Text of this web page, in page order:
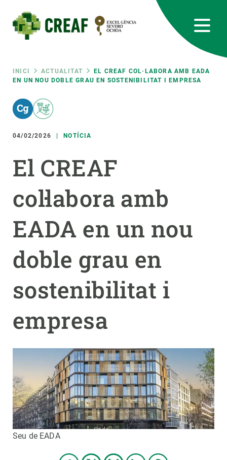
contingut
Fil
d'ariadna
INICI ACTUALITAT
EL CREAF COL·LABORA AMB EADA
EN UN NOU DOBLE GRAU EN SOSTENIBILITAT I EMPRESA
04/02/2026 NOTÍCIA
El CREAF
col·labora amb
EADA en un nou
doble grau en
sostenibilitat i
empresa
Seu de EADA
RRSS
Featured
responsive
INTRANET
Responsive
menu
CIÈNCIA EN ACCIÓ
UNEIX-TE A NOSALTRES
PARTICIPA